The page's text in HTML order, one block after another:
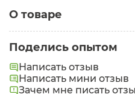
О товаре
Тип кожи:
Сухая,Проблемная
Проблемы:
Поделись опытом
Написать отзыв
Написать мини отзыв
Зачем мне писать